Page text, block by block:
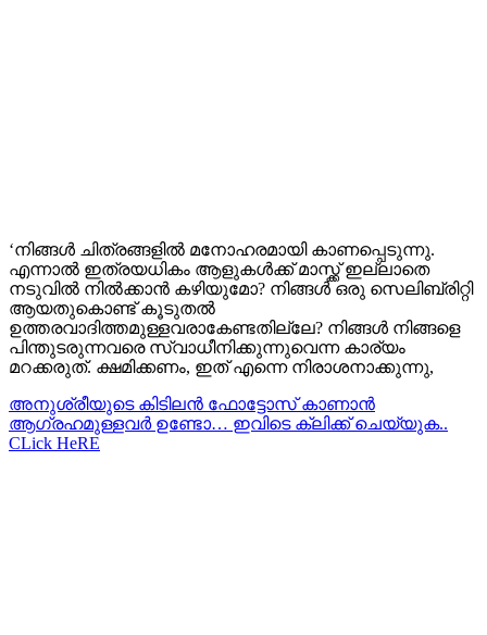
‘നിങ്ങൾ ചിത്രങ്ങളിൽ മനോഹരമായി കാണപ്പെടുന്നു.
എന്നാൽ ഇത്രയധികം ആളുകൾക്ക് മാസ്ക്ക് ഇല്ലാതെ
നടുവിൽ നിൽക്കാൻ കഴിയുമോ? നിങ്ങൾ ഒരു സെലിബ്രിറ്റി
ആയതുകൊണ്ട് കൂടുതൽ
ഉത്തരവാദിത്തമുള്ളവരാകേണ്ടതില്ലേ? നിങ്ങൾ നിങ്ങളെ
പിന്തുടരുന്നവരെ സ്വാധീനിക്കുന്നുവെന്ന കാര്യം
മറക്കരുത്. ക്ഷമിക്കണം, ഇത് എന്നെ നിരാശനാക്കുന്നു,
അനുശ്രീയുടെ കിടിലന്‍ ഫോട്ടോസ് കാണാന്‍
ആഗ്രഹമുള്ളവര്‍ ഉണ്ടോ… ഇവിടെ ക്ലിക്ക് ചെയ്യുക..
CLick HeRE